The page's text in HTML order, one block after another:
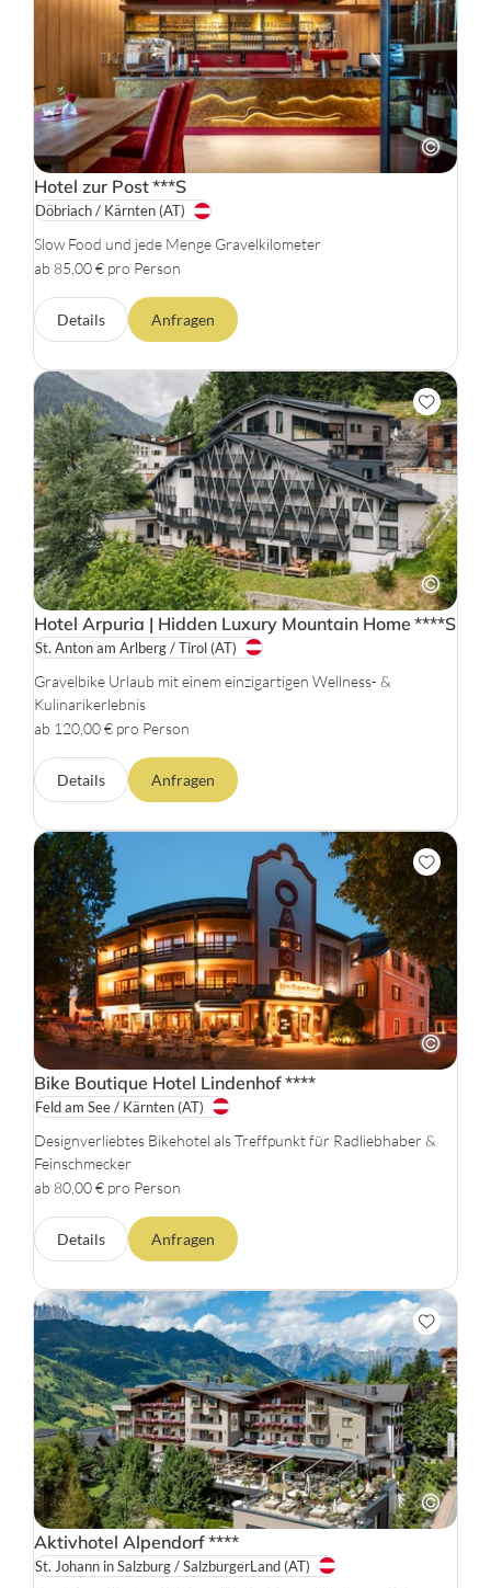
Hotel zur Post***S
Döbriach / Kärnten (AT)
Slow Food und jede Menge Gravelkilometer
ab 85,00 € pro Person
Details Anfragen
Hotel Arpuria | Hidden Luxury Mountain Home ****S
St. Anton am Arlberg / Tirol (AT)
Gravelbike Urlaub mit einem einzigartigen Wellness- &
Kulinarikerlebnis
ab 120,00 € pro Person
Details Anfragen
Bike Boutique Hotel Lindenhof****
Feld am See / Kärnten (AT)
Designverliebtes Bikehotel als Treffpunkt für Radliebhaber &
Feinschmecker
ab 80,00 € pro Person
Details Anfragen
Aktivhotel Alpendorf****
St. Johann in Salzburg / SalzburgerLand (AT)